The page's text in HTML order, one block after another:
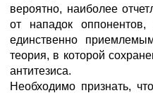
вероятно, наиболее
от нападок оппонентов,
единственно
теория, в которой
антитезиса.
Необходимо признать,